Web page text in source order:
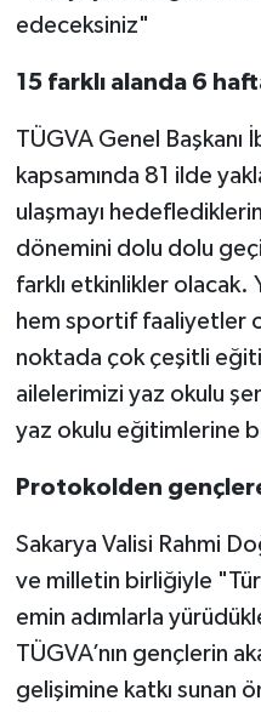
15 farklı alanda 6
TÜGVA Genel Başkanı
kapsamında 81 ilde
ulaşmayı
dönemini dolu dolu
farklı etkinlikler olacak.
hem sportif faaliyetler
noktada çok çeşitli
ailelerimizi yaz okulu
yaz okulu eğitimlerine
Protokolden
Sakarya Valisi Rahmi
ve milletin birliğiyle
emin adımlarla
TÜGVA’nın gençlerin
gelişimine katkı sunan